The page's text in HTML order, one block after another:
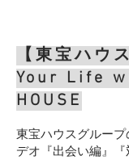
【東宝ハウ
Your Life
HOUSE
東宝ハウスグルー
デオ『出会い編』